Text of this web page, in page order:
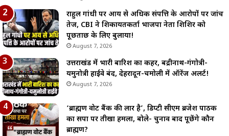
राहुल गांधी पर आय से अधिक संपत्ति के आरोपों पर जांच
तेज, CBI ने शिकायतकर्ता भाजपा नेता शिशिर को
पूछताछ के लिए बुलाया!
August 7, 2026
उत्तराखंड में भारी बारिश का कहर, बद्रीनाथ-गंगोत्री-
यमुनोत्री हाईवे बंद, देहरादून-चमोली में ऑरेंज अलर्ट!
August 7, 2026
‘ब्राह्मण वोट बैंक की लार है’, डिप्टी सीएम ब्रजेश पाठक
का सपा पर तीखा हमला, बोले- चुनाव बाद पूछेंगे कौन
ब्राह्मण?